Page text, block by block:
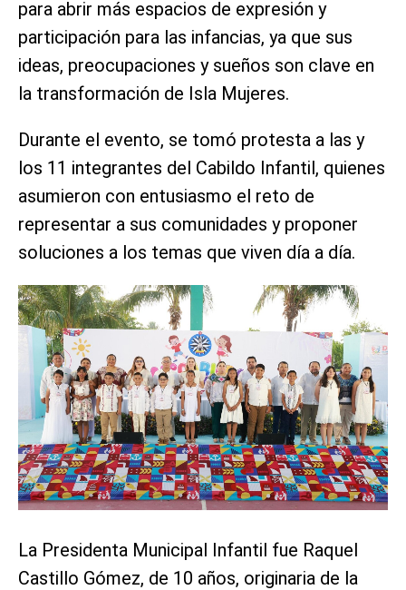
para abrir más espacios de expresión y
participación para las infancias, ya que sus
ideas, preocupaciones y sueños son clave en
la transformación de Isla Mujeres.
Durante el evento, se tomó protesta a las y
los 11 integrantes del Cabildo Infantil, quienes
asumieron con entusiasmo el reto de
representar a sus comunidades y proponer
soluciones a los temas que viven día a día.
La Presidenta Municipal Infantil fue Raquel
Castillo Gómez, de 10 años, originaria de la